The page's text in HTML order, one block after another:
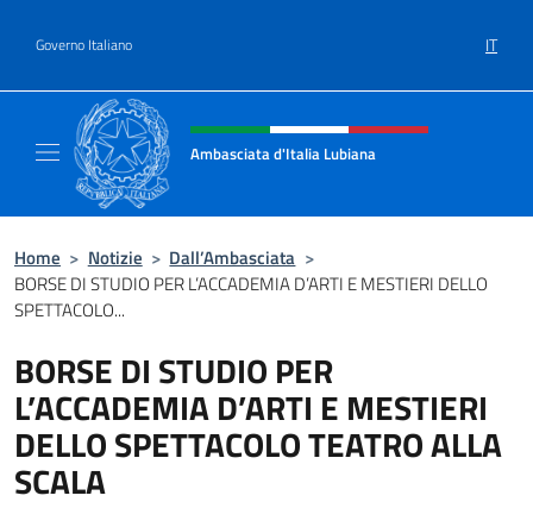
Governo Italiano IT
Intestazione sito, social e menù
Ambasciata d'Italia Lubiana
Home > Notizie > Dall’Ambasciata >
BORSE DI STUDIO PER L’ACCADEMIA D’ARTI E MESTIERI DELLO
SPETTACOLO...
BORSE DI STUDIO PER
L’ACCADEMIA D’ARTI E MESTIERI
DELLO SPETTACOLO TEATRO ALLA
SCALA